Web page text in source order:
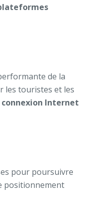
de la
les touristes et les
connexion Internet
pour poursuivre
positionnement